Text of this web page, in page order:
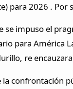
para 2026 . Por
se impuso el
para América
re
la confrontación